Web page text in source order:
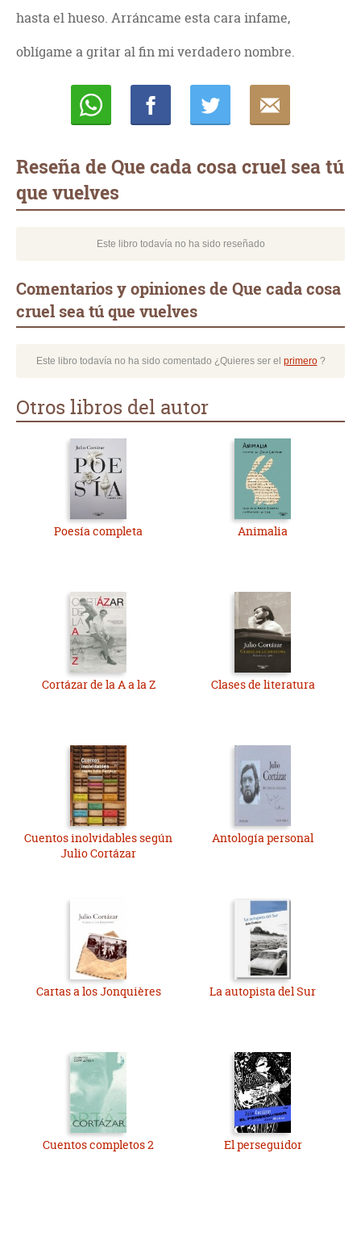
hasta el hueso. Arráncame esta cara infame,
oblígame a gritar al fin mi verdadero nombre.
Reseña de Que cada cosa cruel sea tú
que vuelves
Este libro todavía no ha sido reseñado
Comentarios y opiniones de Que cada cosa
cruel sea tú que vuelves
Este libro todavía no ha sido comentado ¿Quieres ser el primero?
Otros libros del autor
Poesía completa Animalia
Cortázar de la A a la Z Clases de literatura
Cuentos inolvidables según
Julio Cortázar
Antología personal
Cartas a los Jonquières La autopista del Sur
Cuentos completos 2 El perseguidor